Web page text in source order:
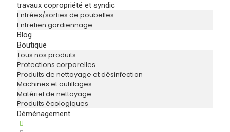
travaux copropriété et syndic
Entrées/sorties de poubelles
Entretien gardiennage
Blog
Boutique
Tous nos produits
Protections corporelles
Produits de nettoyage et désinfection
Machines et outillages
Matériel de nettoyage
Produits écologiques
Déménagement